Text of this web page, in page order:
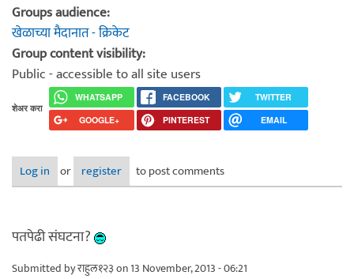
Groups audience:
खेळाच्या मैदानात - क्रिकेट
Group content visibility:
Public - accessible to all site users
शेअर करा
WHATSAPP FACEBOOK
TWITTER
GOOGLE+
PINTEREST EMAIL
Log in or register to post comments
पतपेढी संघटना?
Submitted byराहुल१२३on 13 November, 2013 - 06:21